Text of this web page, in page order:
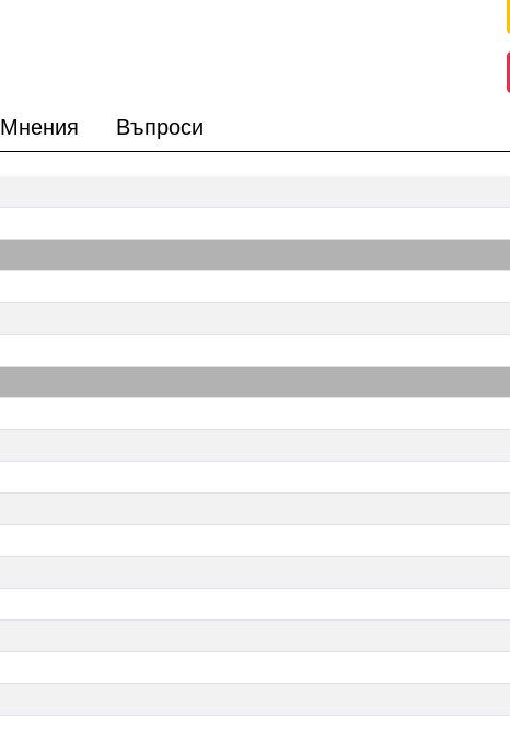
Мнения Въпроси